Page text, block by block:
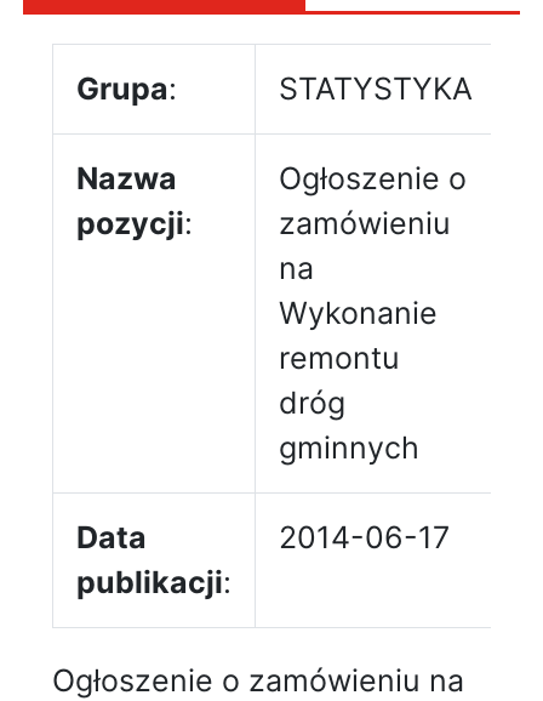
Grupa: STATYSTYKA
Nazwa
pozycji:
Ogłoszenie o
zamówieniu
na
Wykonanie
remontu
dróg
gminnych
Data
publikacji:
2014-06-17
Ogłoszenie o zamówieniu na